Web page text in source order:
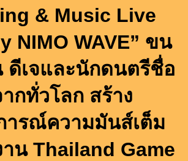
& Music Live
NIMO WAVE” ขน
ดีเจและนักดนตรีชื่อ
กทั่วโลก สร้าง
ารณ์ความมันส์เต็ม
น Thailand Game